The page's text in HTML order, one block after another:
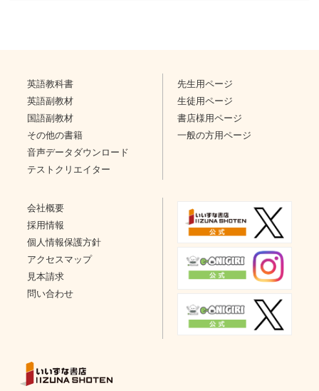
英語教科書
英語副教材
国語副教材
その他の書籍
音声データダウンロード
テストクリエイター
先生用ページ
生徒用ページ
書店様用ページ
一般の方用ページ
会社概要
採用情報
個人情報保護方針
アクセスマップ
見本請求
問い合わせ